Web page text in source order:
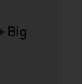
Big